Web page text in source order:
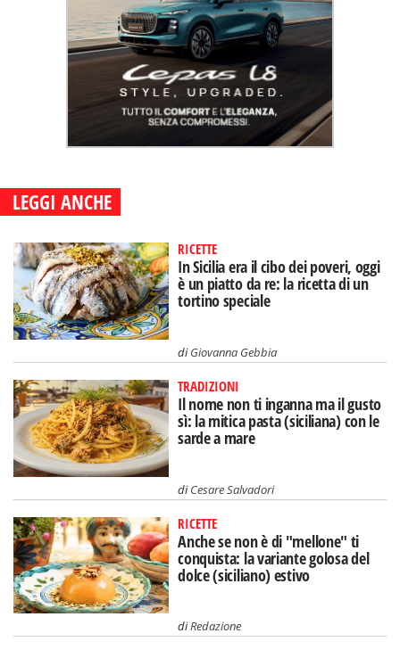
LEGGI ANCHE
RICETTE
In Sicilia era il cibo dei poveri, oggi
è un piatto da re: la ricetta di un
tortino speciale
diGiovanna Gebbia
TRADIZIONI
Il nome non ti inganna ma il gusto
sì: la mitica pasta (siciliana) con le
sarde a mare
diCesare Salvadori
RICETTE
Anche se non è di "mellone" ti
conquista: la variante golosa del
dolce (siciliano) estivo
diRedazione